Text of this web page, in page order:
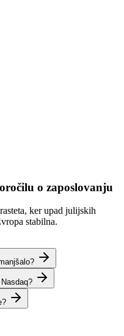
o zaposlovanju
rasteta, ker upad julijskih
stabilna.